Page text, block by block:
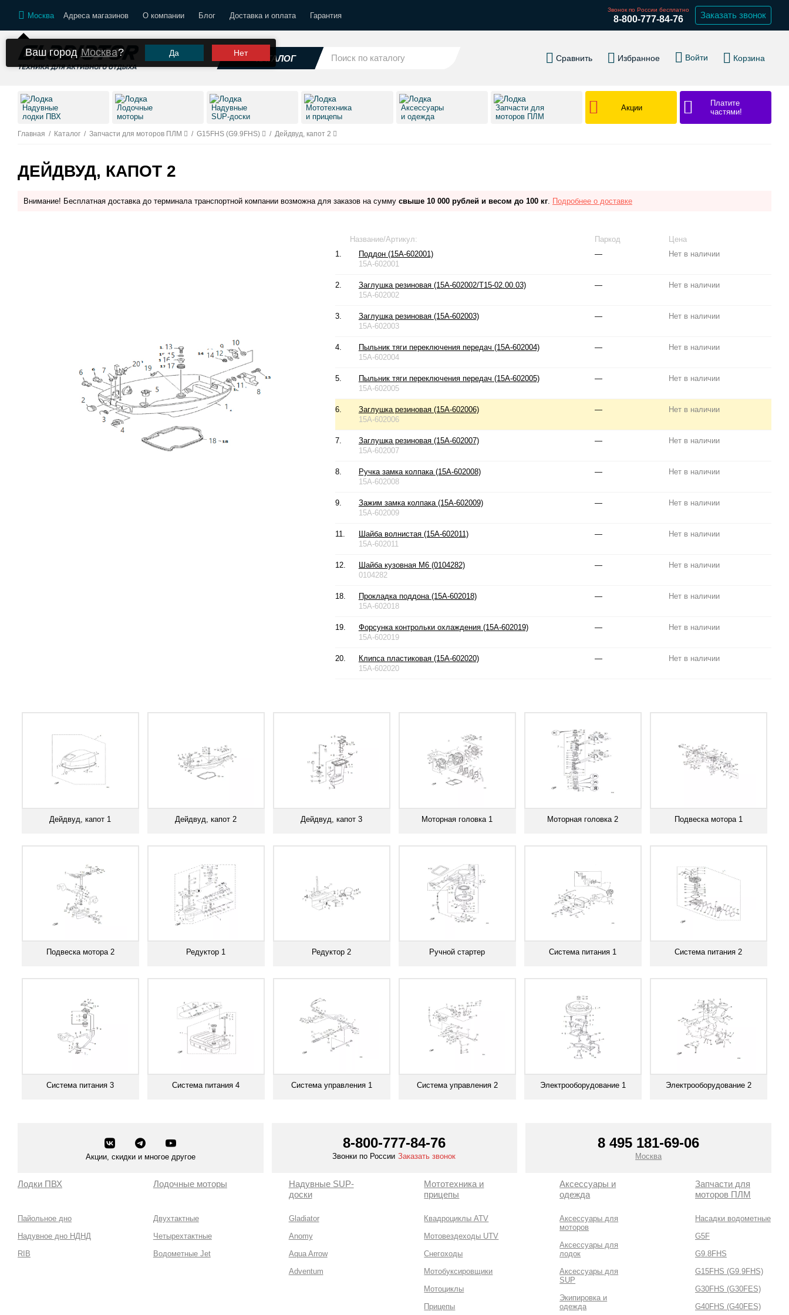
Москва Адреса магазинов О компании Блог Доставка и оплата Гарантия
Звонок по России бесплатно
8-800-777-84-76 Заказать звонок
КАТАЛОГ Сравнить Избранное Войти Корзина
Ваш городМосква? Да Нет
Надувные
лодки ПВХ
Лодочные
моторы
Надувные
SUP-доски
Мототехника
и прицепы
Аксессуары
и одежда
Запчасти для
моторов ПЛМ
Акции
Платите
частями!
Главная / Каталог / Запчасти для моторов ПЛМ / G15FHS (G9.9FHS) / Дейдвуд, капот 2
ДЕЙДВУД, КАПОТ 2
Внимание! Бесплатная доставка до терминала транспортной компании возможна для заказов на сумму свыше 10 000 рублей и весом до 100 кг. Подробнее о доставке
Название/Артикул: Паркод
Цена
1.
Поддон (15A-602001)
15A-602001
— Нет в наличии
2.
Заглушка резиновая (15A-602002/T15-02.00.03)
15A-602002
— Нет в наличии
3.
Заглушка резиновая (15A-602003)
15A-602003
— Нет в наличии
4.
Пыльник тяги переключения передач (15A-602004)
15A-602004
— Нет в наличии
5.
Пыльник тяги переключения передач (15A-602005)
15A-602005
— Нет в наличии
6.
Заглушка резиновая (15A-602006)
15A-602006
— Нет в наличии
7.
Заглушка резиновая (15A-602007)
15A-602007
— Нет в наличии
8.
Ручка замка колпака (15A-602008)
15A-602008
— Нет в наличии
9.
Зажим замка колпака (15A-602009)
15A-602009
— Нет в наличии
11.
Шайба волнистая (15A-602011)
15A-602011
— Нет в наличии
12.
Шайба кузовная М6 (0104282)
0104282
— Нет в наличии
18.
Прокладка поддона (15A-602018)
15A-602018
— Нет в наличии
19.
Форсунка контрольки охлаждения (15A-602019)
15A-602019
— Нет в наличии
20.
Клипса пластиковая (15A-602020)
15A-602020
— Нет в наличии
Дейдвуд, капот 1 Дейдвуд, капот 2 Дейдвуд, капот 3 Моторная головка 1 Моторная головка 2 Подвеска мотора 1
Подвеска мотора 2 Редуктор 1 Редуктор 2 Ручной стартер Система питания 1 Система питания 2
Система питания 3 Система питания 4 Система управления 1 Система управления 2 Электрооборудование 1 Электрооборудование 2
Акции, скидки и многое другое
8-800-777-84-76
Звонки по России Заказать звонок
8 495 181-69-06
Москва
Лодки ПВХ
Пайольное дно
Надувное дно НДНД
RIB
Лодочные моторы
Двухтактные
Четырехтактные
Водометные Jet
Надувные SUP-
доски
Gladiator
Anomy
Aqua Arrow
Adventum
Мототехника и
прицепы
Квадроциклы ATV
Мотовездеходы UTV
Снегоходы
Мотобуксировщики
Мотоциклы
Прицепы
Аксессуары и
одежда
Аксессуары для
моторов
Аксессуары для
лодок
Аксессуары для
SUP
Экипировка и
одежда
Запчасти для
моторов ПЛМ
Насадки водометные
G5F
G9.8FHS
G15FHS (G9.9FHS)
G30FHS (G30FES)
G40FHS (G40FES)